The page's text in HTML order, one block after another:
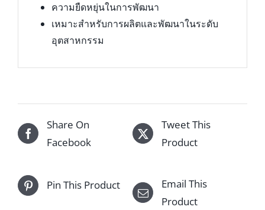
ความยืดหยุ่นในการพัฒนา
เหมาะสำหรับการผลิตและพัฒนาในระดับ
อุตสาหกรรม
Share On
Facebook
Tweet This
Product
Pin This Product
Email This
Product